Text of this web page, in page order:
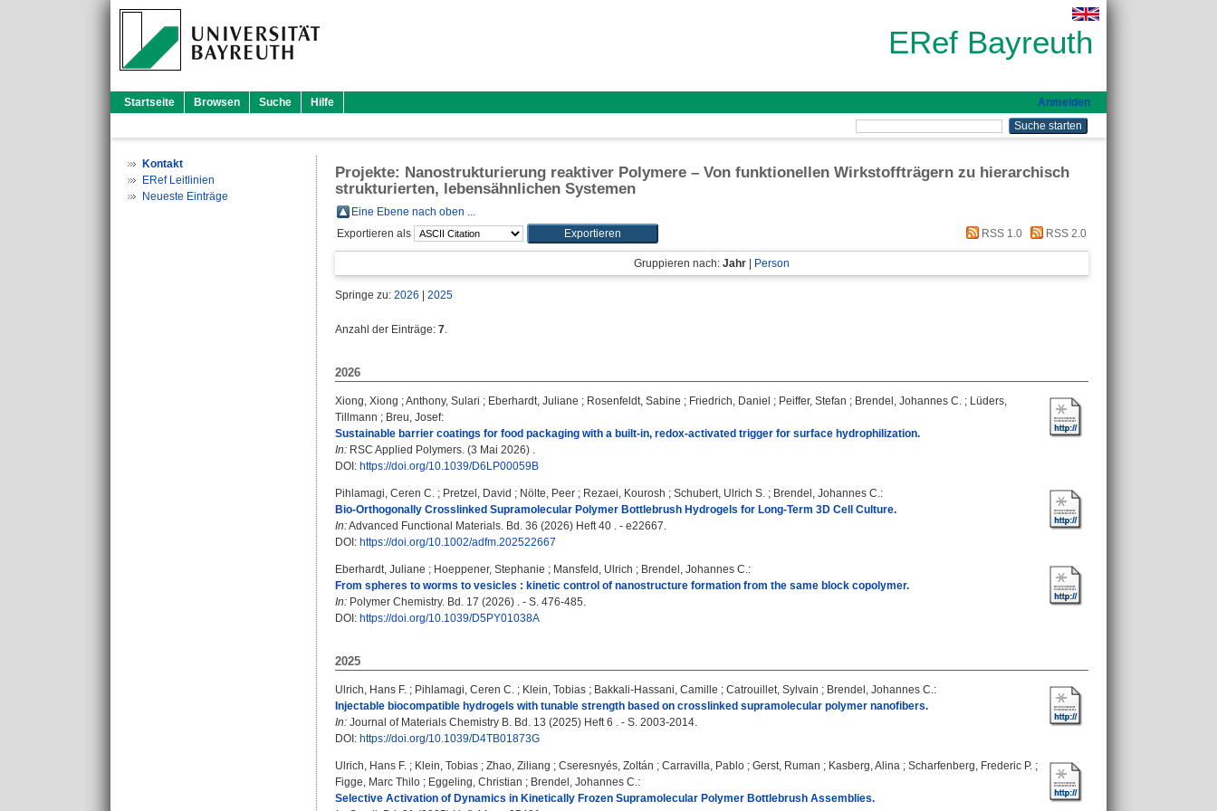
ERef Bayreuth
Startseite Browsen Suche Hilfe Anmelden
Kontakt
ERef Leitlinien
Neueste Einträge
Projekte: Nanostrukturierung reaktiver Polymere – Von funktionellen Wirkstoffträgern zu hierarchisch
strukturierten, lebensähnlichen Systemen
Eine Ebene nach oben ...
Exportieren als
RSS 1.0 RSS 2.0
Gruppieren nach: Jahr Person
Springe zu: 2026 2025
Anzahl der Einträge: 7.
2026
Xiong, Xiong ;Anthony, Sulari ; Eberhardt, Juliane ; Rosenfeldt, Sabine ; Friedrich, Daniel ; Peiffer, Stefan ; Brendel, Johannes C. ; Lüders,
Tillmann ; Breu, Josef:
Sustainable barrier coatings for food packaging with a built-in, redox-activated trigger for surface hydrophilization.
In: RSC Applied Polymers. (3 Mai 2026) .
DOI: https://doi.org/10.1039/D6LP00059B
Pihlamagi, Ceren C. ; Pretzel, David ; Nölte, Peer ; Rezaei, Kourosh ; Schubert, Ulrich S. ; Brendel, Johannes C.:
Bio-Orthogonally Crosslinked Supramolecular Polymer Bottlebrush Hydrogels for Long-Term 3D Cell Culture.
In:Advanced Functional Materials. Bd. 36 (2026) Heft 40 . - e22667.
DOI: https://doi.org/10.1002/adfm.202522667
Eberhardt, Juliane ; Hoeppener, Stephanie ; Mansfeld, Ulrich ; Brendel, Johannes C.:
From spheres to worms to vesicles : kinetic control of nanostructure formation from the same block copolymer.
In: Polymer Chemistry. Bd. 17 (2026) . - S. 476-485.
DOI: https://doi.org/10.1039/D5PY01038A
2025
Ulrich, Hans F. ; Pihlamagi, Ceren C. ; Klein, Tobias ; Bakkali-Hassani, Camille ; Catrouillet, Sylvain ; Brendel, Johannes C.:
Injectable biocompatible hydrogels with tunable strength based on crosslinked supramolecular polymer nanofibers.
In: Journal of Materials Chemistry B. Bd. 13 (2025) Heft 6 . - S. 2003-2014.
DOI: https://doi.org/10.1039/D4TB01873G
Ulrich, Hans F. ; Klein, Tobias ; Zhao, Ziliang ; Cseresnyés, Zoltán ; Carravilla, Pablo ; Gerst, Ruman ; Kasberg, Alina ; Scharfenberg, Frederic P. ;
Figge, Marc Thilo ; Eggeling, Christian ; Brendel, Johannes C.:
Selective Activation of Dynamics in Kinetically Frozen Supramolecular Polymer Bottlebrush Assemblies.